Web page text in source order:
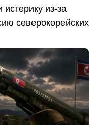
из-за
северокорейских